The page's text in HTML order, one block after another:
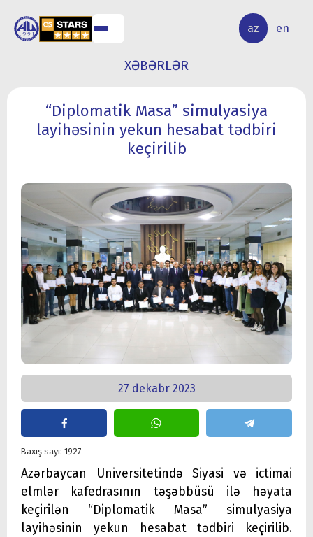
az en
ELMİ
TƏDQİQAT
XƏBƏRLƏR
“Diplomatik Masa” simulyasiya
layihəsinin yekun hesabat tədbiri
keçirilib
27 dekabr 2023
Baxış sayı: 1927
Azərbaycan Universitetində Siyasi və ictimai
elmlər kafedrasının təşəbbüsü ilə həyata
keçirilən “Diplomatik Masa” simulyasiya
layihəsinin yekun hesabat tədbiri keçirilib.